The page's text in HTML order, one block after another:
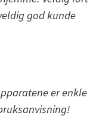
god kunde
er enkle